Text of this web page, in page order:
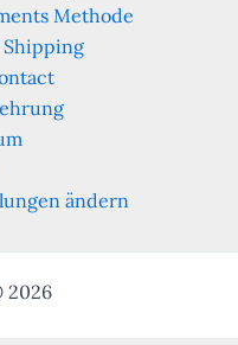
Methode
ändern
2026